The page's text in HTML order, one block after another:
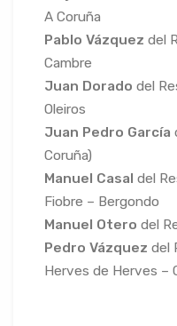
A Coruña
Pablo Vázquez del
Cambre
Juan Dorado del
Oleiros
Juan Pedro García
Coruña)
Manuel Casal del
Fiobre – Bergondo
Manuel Otero del
Pedro Vázquez del
Herves de Herves –